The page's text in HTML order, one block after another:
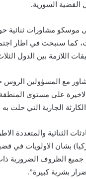
القضية السورية.
موسكو مشاورات ثنائية
كما سنبحث في اطار
اللازمة بين الدول
مع المسؤولين
على مستوى المنطقة
الجارية التي حلت
الثنائية والمتعددة
بشان الاولويات في
الظروف الضرورية ذات
بشرية كبيرة”.